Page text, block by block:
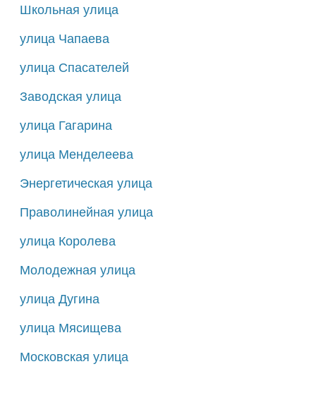
Школьная улица
улица Чапаева
улица Спасателей
Заводская улица
улица Гагарина
улица Менделеева
Энергетическая улица
Праволинейная улица
улица Королева
Молодежная улица
улица Дугина
улица Мясищева
Московская улица